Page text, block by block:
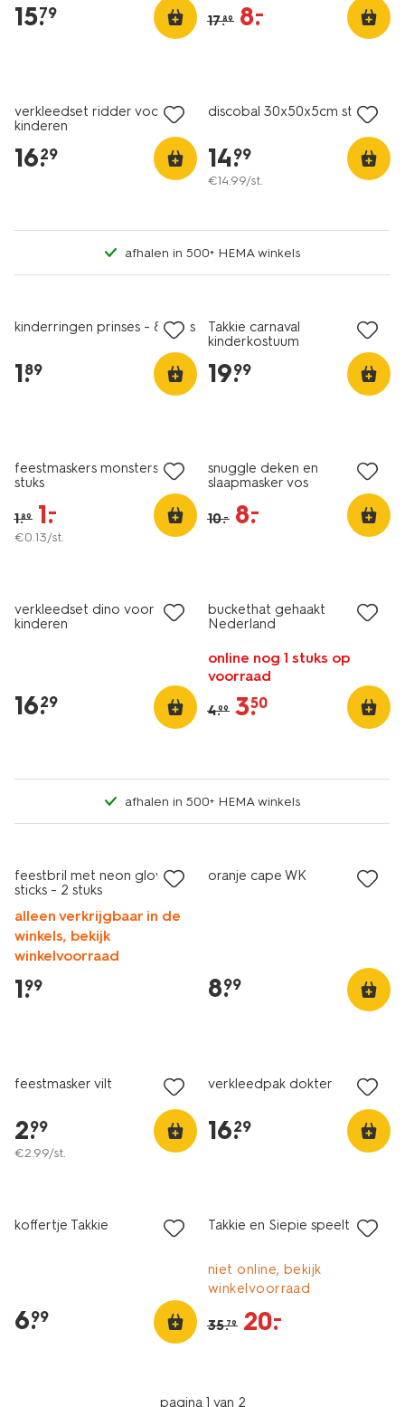
15.
79 17.89 8.
–
verkleedset ridder voor
kinderen
16.
29
discobal 30x50x5cm ster
14.
99
€14.99/st.
afhalen in 500+ HEMA winkels
kinderringen prinses - 8 stuks
1.
89
Takkie carnaval
kinderkostuum
19.
99
feestmaskers monsters - 8
stuks
1.89 1.
–
€0.13/st.
snuggle deken en
slaapmasker vos
10.– 8.
–
verkleedset dino voor
kinderen
16.
29
buckethat gehaakt
Nederland
online nog 1 stuks op
voorraad
4.99 3.
50
afhalen in 500+ HEMA winkels
feestbril met neon glow
sticks - 2 stuks
alleen verkrijgbaar in de
winkels, bekijk
winkelvoorraad
1.
99
oranje cape WK
8.
99
feestmasker vilt
2.
99
€2.99/st.
verkleedpak dokter
16.
29
koffertje Takkie
6.
99
Takkie en Siepie speeltent
niet online, bekijk
winkelvoorraad
35.79 20.
–
pagina 1 van 2